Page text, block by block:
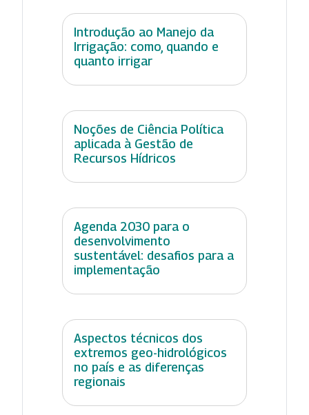
Introdução ao Manejo da
Irrigação: como, quando e
quanto irrigar
Noções de Ciência Política
aplicada à Gestão de
Recursos Hídricos
Agenda 2030 para o
desenvolvimento
sustentável: desafios para a
implementação
Aspectos técnicos dos
extremos geo-hidrológicos
no país e as diferenças
regionais